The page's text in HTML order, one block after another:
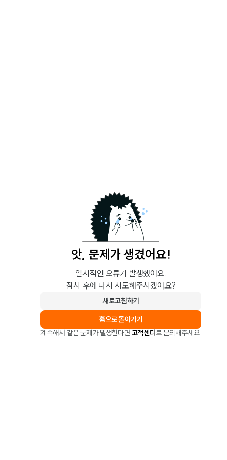
앗, 문제가 생겼어요!
일시적인 오류가 발생했어요.
잠시 후에 다시 시도해주시겠어요?
새로고침하기
홈으로 돌아가기
계속해서 같은 문제가 발생한다면 고객센터로 문의해주세요.